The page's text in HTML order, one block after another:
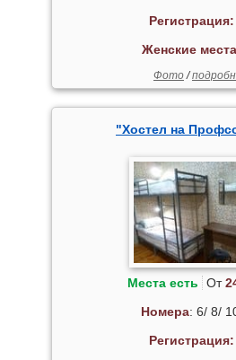
Регистрация:
Женские
Фото/
"Хостел на
Места есть От
Номера: 6/ 8/
Регистрация: